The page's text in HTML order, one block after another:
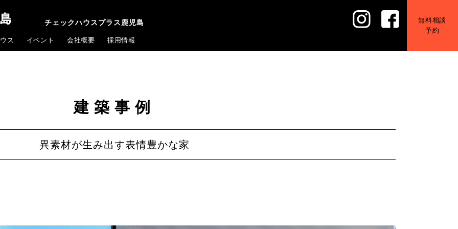
チェックハウスプラス鹿児島
ス イベント 会社概要 採用情報
無料相談
予約
建築事例
異素材が生み出す表情豊かな家